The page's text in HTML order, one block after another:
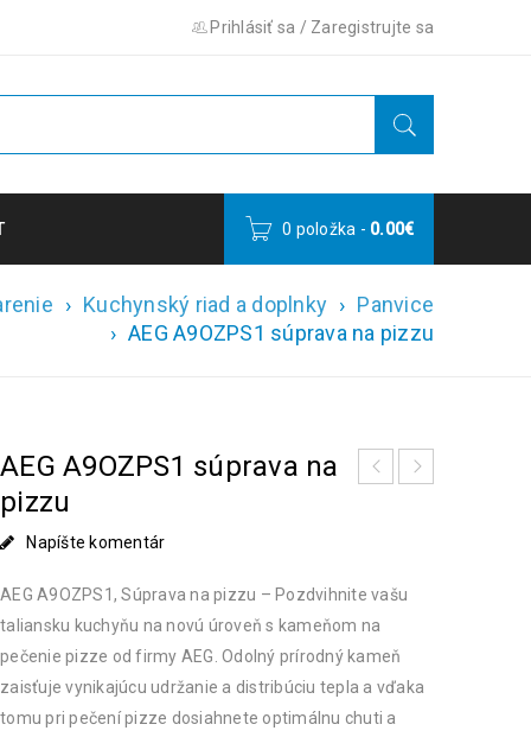
Prihlásiť sa / Zaregistrujte sa
0 položka - 0.00€
› Kuchynský riad a doplnky › Panvice
› AEG A9OZPS1 súprava na pizzu
AEG A9OZPS1 súprava na
pizzu
Napíšte komentár
AEG A9OZPS1, Súprava na pizzu – Pozdvihnite vašu
taliansku kuchyňu na novú úroveň s kameňom na
pečenie pizze od firmy AEG. Odolný prírodný kameň
zaisťuje vynikajúcu udržanie a distribúciu tepla a vďaka
tomu pri pečení pizze dosiahnete optimálnu chuti a